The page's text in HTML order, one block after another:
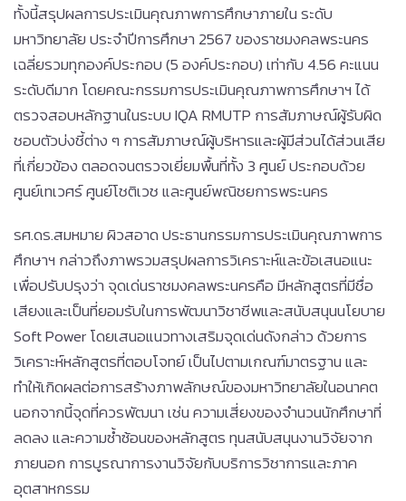
ทั้งนี้สรุปผลการประเมินคุณภาพการศึกษาภายใน ระดับ
มหาวิทยาลัย ประจำปีการศึกษา 2567 ของราชมงคลพระนคร
เฉลี่ยรวมทุกองค์ประกอบ (5 องค์ประกอบ) เท่ากับ 4.56 คะแนน
ระดับดีมาก โดยคณะกรรมการประเมินคุณภาพการศึกษาฯ ได้
ตรวจสอบหลักฐานในระบบ IQA RMUTP การสัมภาษณ์ผู้รับผิด
ชอบตัวบ่งชี้ต่าง ๆ การสัมภาษณ์ผู้บริหารและผู้มีส่วนได้ส่วนเสีย
ที่เกี่ยวข้อง ตลอดจนตรวจเยี่ยมพื้นที่ทั้ง 3 ศูนย์ ประกอบด้วย
ศูนย์เทเวศร์ ศูนย์โชติเวช และศูนย์พณิชยการพระนคร
รศ.ดร.สมหมาย ผิวสอาด ประธานกรรมการประเมินคุณภาพการ
ศึกษาฯ กล่าวถึงภาพรวมสรุปผลการวิเคราะห์และข้อเสนอแนะ
เพื่อปรับปรุงว่า จุดเด่นราชมงคลพระนครคือ มีหลักสูตรที่มีชื่อ
เสียงและเป็นที่ยอมรับในการพัฒนาวิชาชีพและสนับสนุนนโยบาย
Soft Power โดยเสนอแนวทางเสริมจุดเด่นดังกล่าว ด้วยการ
วิเคราะห์หลักสูตรที่ตอบโจทย์ เป็นไปตามเกณฑ์มาตรฐาน และ
ทำให้เกิดผลต่อการสร้างภาพลักษณ์ของมหาวิทยาลัยในอนาคต
นอกจากนี้จุดที่ควรพัฒนา เช่น ความเสี่ยงของจำนวนนักศึกษาที่
ลดลง และความซ้ำซ้อนของหลักสูตร ทุนสนับสนุนงานวิจัยจาก
ภายนอก การบูรณาการงานวิจัยกับบริการวิชาการและภาค
อุตสาหกรรม